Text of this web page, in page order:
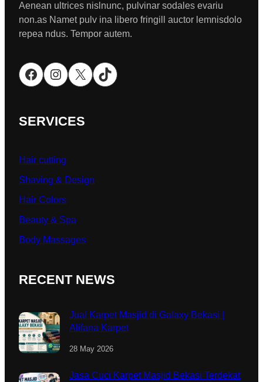
Aenean ultrices nislnunc, pulvinar sodales evariu
non.as Namet pulv ina libero fringill auctor lemnisdolo
repea ndus. Tempor autem.
Facebook Instagram X TikTok
SERVICES
Hair cutting
Shaving & Design
Hair Colors
Beauty & Spa
Body Massages
RECENT NEWS
Jual Karpet Masjid di Galaxy Bekasi |
Alifana Karpet
28 May 2026
Jasa Cuci Karpet Masjid Bekasi Terdekat